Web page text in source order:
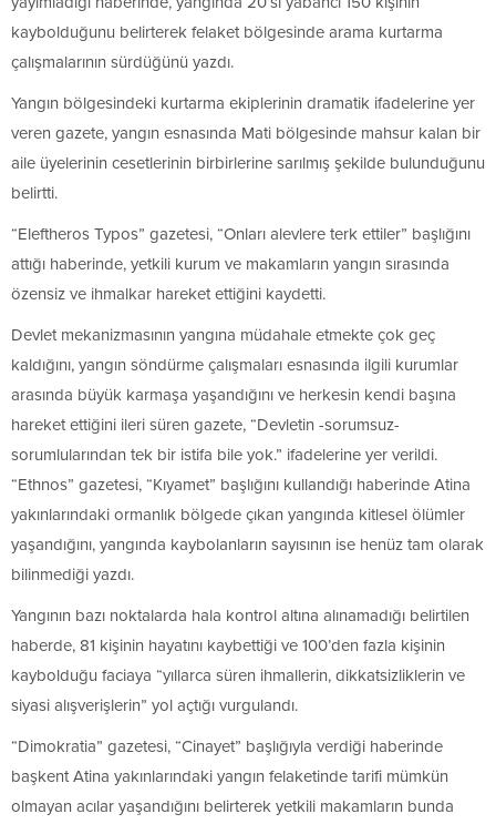
kaybolduğunu belirterek felaket bölgesinde arama kurtarma
çalışmalarının sürdüğünü yazdı.
Yangın bölgesindeki kurtarma ekiplerinin dramatik ifadelerine yer
veren gazete, yangın esnasında Mati bölgesinde mahsur kalan bir
aile üyelerinin cesetlerinin birbirlerine sarılmış şekilde bulunduğunu
belirtti.
“Eleftheros Typos” gazetesi, “Onları alevlere terk ettiler” başlığını
attığı haberinde, yetkili kurum ve makamların yangın sırasında
özensiz ve ihmalkar hareket ettiğini kaydetti.
Devlet mekanizmasının yangına müdahale etmekte çok geç
kaldığını, yangın söndürme çalışmaları esnasında ilgili kurumlar
arasında büyük karmaşa yaşandığını ve herkesin kendi başına
hareket ettiğini ileri süren gazete, “Devletin -sorumsuz-
sorumlularından tek bir istifa bile yok.” ifadelerine yer verildi.
“Ethnos” gazetesi, “Kıyamet” başlığını kullandığı haberinde Atina
yakınlarındaki ormanlık bölgede çıkan yangında kitlesel ölümler
yaşandığını, yangında kaybolanların sayısının ise henüz tam olarak
bilinmediği yazdı.
Yangının bazı noktalarda hala kontrol altına alınamadığı belirtilen
haberde, 81 kişinin hayatını kaybettiği ve 100’den fazla kişinin
kaybolduğu faciaya “yıllarca süren ihmallerin, dikkatsizliklerin ve
siyasi alışverişlerin” yol açtığı vurgulandı.
“Dimokratia” gazetesi, “Cinayet” başlığıyla verdiği haberinde
başkent Atina yakınlarındaki yangın felaketinde tarifi mümkün
olmayan acılar yaşandığını belirterek yetkili makamların bunda